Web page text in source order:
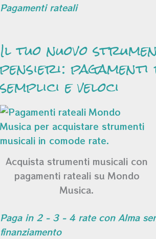
Pagamenti rateali
Il tuo nuovo
pensieri:
semplici e veloci
Acquista strumenti musicali con
pagamenti rateali su Mondo
Musica.
Paga in 2 - 3 - 4 rate con Alma
finanziamento